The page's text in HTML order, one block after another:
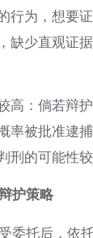
行为，想要
缺少直观证
高：倘若辩
率被批准逮
刑的可能性较
护策略
委托后，依